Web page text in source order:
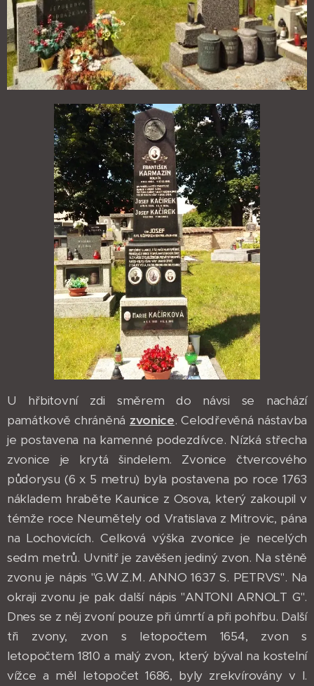
U hřbitovní zdi směrem do návsi se nachází
památkově chráněná zvonice. Celodřevěná nástavba
je postavena na kamenné podezdívce. Nízká střecha
zvonice je krytá šindelem. Zvonice čtvercového
půdorysu (6 x 5 metru) byla postavena po roce 1763
nákladem hraběte Kaunice z Osova, který zakoupil v
témže roce Neumětely od Vratislava z Mitrovic, pána
na Lochovicích. Celková výška zvonice je necelých
sedm metrů. Uvnitř je zavěšen jediný zvon. Na stěně
zvonu je nápis "G.W.Z.M. ANNO 1637 S. PETRVS". Na
okraji zvonu je pak další nápis "ANTONI ARNOLT G".
Dnes se z něj zvoní pouze při úmrtí a při pohřbu. Další
tři zvony, zvon s letopočtem 1654, zvon s
letopočtem 1810 a malý zvon, který býval na kostelní
vížce a měl letopočet 1686, byly zrekvírovány v I.